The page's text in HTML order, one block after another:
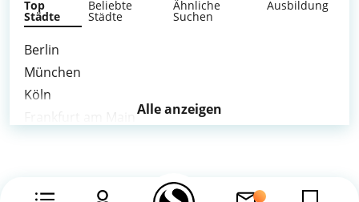
Top
Städte
Beliebte
Städte
Ähnliche
Suchen
Ausbildung
Berlin
München
Köln
Alle anzeigen